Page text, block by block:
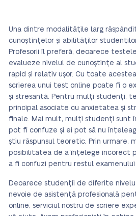
Una dintre modalitățile larg
cunoștințelor și abilităților
Profesorii îl preferă, deoarece
evalueze nivelul de cunoștințe al
rapid și relativ ușor. Cu toate
scrierea unui test online poate fi o
și stresantă. Pentru mulți studenți,
principal asociate cu anxietatea și
finale. Mai mult, mulți studenți sunt
pot fi confuze și ei pot să nu
știu răspunsul teoretic. Prin urmare,
posibilitatea de a înțelege incorect
a fi confuzi pentru restul examenului
Deoarece studenții de diferite
nevoie de asistență profesională
online, serviciul nostru de scriere